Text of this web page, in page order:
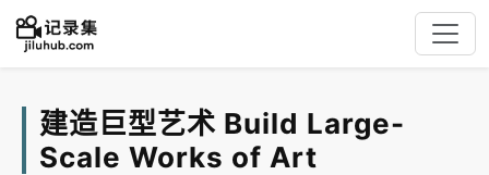
建造巨型艺术 Build Large-
Scale Works of Art